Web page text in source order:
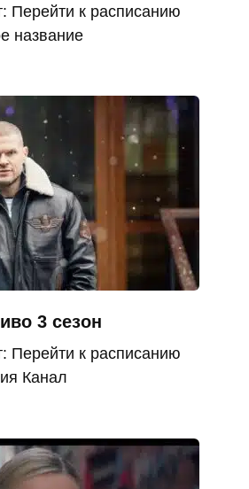
Перейти к расписанию
название
3 сезон
Перейти к расписанию
Канал